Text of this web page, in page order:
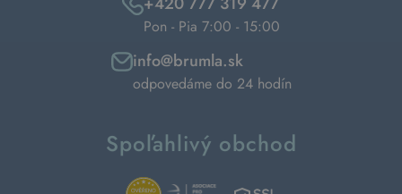
Pon - Pia 7:00 - 15:00
info@brumla.sk
odpovedáme do 24 hodín
Spoľahlivý obchod